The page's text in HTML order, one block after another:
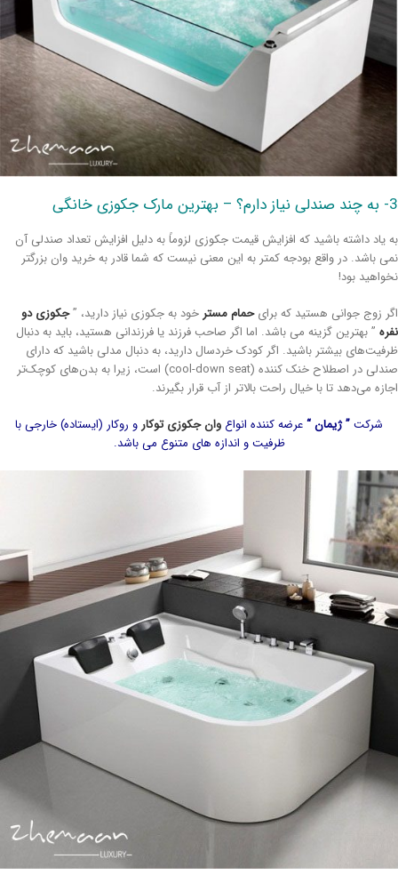
خانگی
یاد داشته باشید که افزایش قیمت جکوزی لزوماً به دلیل افزایش تعداد صندلی آن
باشد. در واقع بودجه کمتر به این معنی نیست که شما قادر به خرید وان بزرگتر
بود!
زوج جوانی هستید که برایحمام مسترخود به جکوزی نیاز دارید، ” جکوزی دو
” بهترین گزینه می باشد. اما اگر صاحب فرزند یا فرزندانی هستید، باید به دنبال
بیشتر باشید. اگر کودک خردسال دارید، به دنبال مدلی باشید که دارای
صندلی در اصطلاح خنک کننده (cool-down seat) است، زیرا به بدن‌های کوچک‌تر
می‌دهد تا با خیال راحت بالاتر از آب قرار بگیرند.
شرکت” ژیمان “عرضه کننده انواع وان جکوزی توکارو روکار (ایستاده) خارجی با
ظرفیت و اندازه های متنوع می باشد.